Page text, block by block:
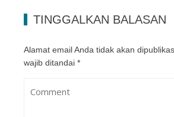
TINGGALKAN BALASAN
Alamat email Anda tidak akan
wajib ditandai *